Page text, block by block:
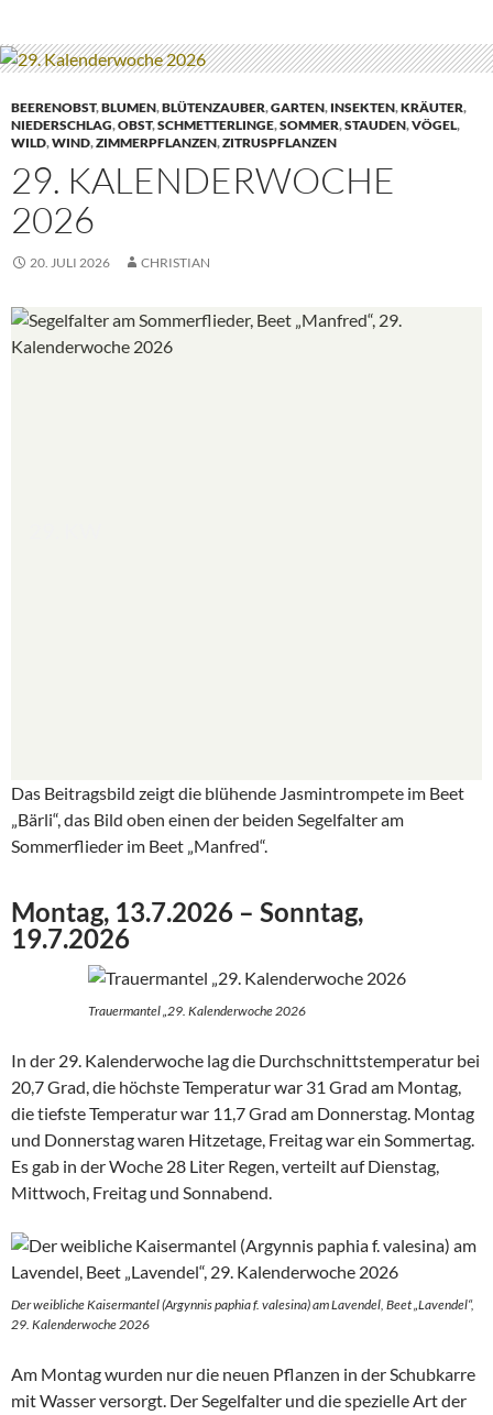
BEERENOBST,BLUMEN,BLÜTENZAUBER,GARTEN, INSEKTEN,KRÄUTER,
NIEDERSCHLAG,OBST,SCHMETTERLINGE,SOMMER,STAUDEN,VÖGEL,
WILD,WIND,ZIMMERPFLANZEN,ZITRUSPFLANZEN
29. KALENDERWOCHE
2026
20. JULI 2026 CHRISTIAN
Das Beitragsbild zeigt die blühende Jasmintrompete im Beet
„Bärli“, das Bild oben einen der beiden Segelfalter am
Sommerflieder im Beet „Manfred“.
Montag, 13.7.2026 – Sonntag,
19.7.2026
Trauermantel „29. Kalenderwoche 2026
In der 29. Kalenderwoche lag die Durchschnittstemperatur bei
20,7 Grad, die höchste Temperatur war 31 Grad am Montag,
die tiefste Temperatur war 11,7 Grad am Donnerstag. Montag
und Donnerstag waren Hitzetage, Freitag war ein Sommertag.
Es gab in der Woche 28 Liter Regen, verteilt auf Dienstag,
Mittwoch, Freitag und Sonnabend.
Der weibliche Kaisermantel (Argynnis paphia f. valesina) am Lavendel, Beet „Lavendel“,
29. Kalenderwoche 2026
Am Montag wurden nur die neuen Pflanzen in der Schubkarre
mit Wasser versorgt. Der Segelfalter und die spezielle Art der